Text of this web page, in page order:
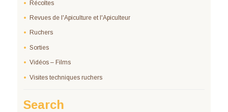
Récoltes
Revues de l'Apiculture et l'Apiculteur
Ruchers
Sorties
Vidéos – Films
Visites techniques ruchers
Search